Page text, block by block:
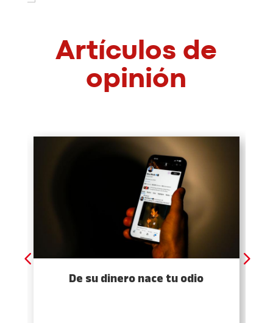
Artículos de
opinión
De su dinero nace tu odio